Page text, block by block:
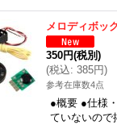
メロディボッ
350円(税別)
(税込: 385円)
参考在庫数4点
●概要 ●仕様
ていないので